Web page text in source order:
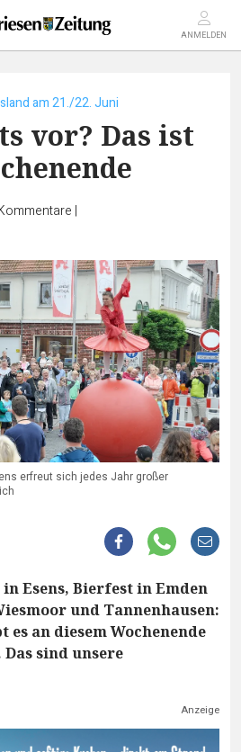
ANMELDEN
am 21./22. Juni
vor? Das ist
|
erfreut sich jedes Jahr großer
Esens, Bierfest in Emden
und Tannenhausen:
an diesem Wochenende
sind unsere
Anzeige